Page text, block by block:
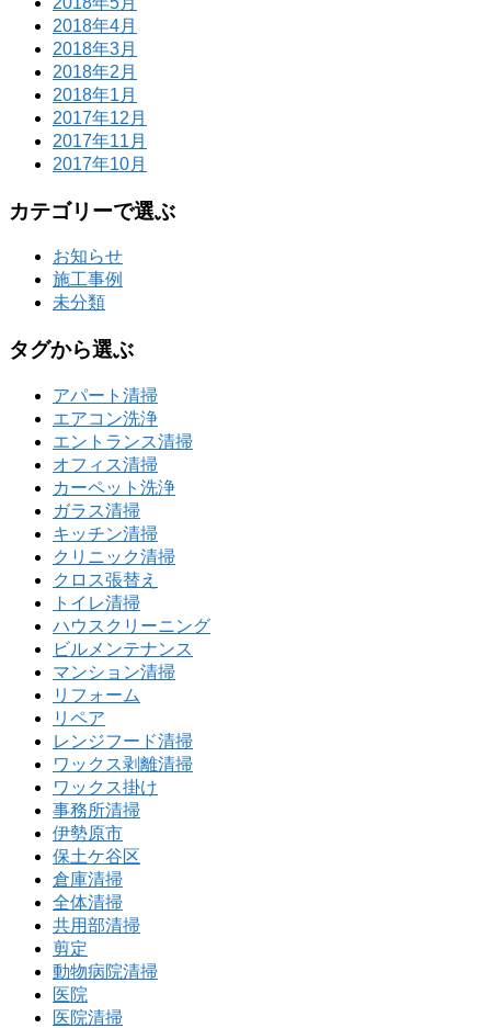
2018年4月
2018年3月
2018年2月
2018年1月
2017年12月
2017年11月
2017年10月
カテゴリーで選ぶ
お知らせ
施工事例
未分類
タグから選ぶ
アパート清掃
エアコン洗浄
エントランス清掃
オフィス清掃
カーペット洗浄
ガラス清掃
キッチン清掃
クリニック清掃
クロス張替え
トイレ清掃
ハウスクリーニング
ビルメンテナンス
マンション清掃
リフォーム
リペア
レンジフード清掃
ワックス剥離清掃
ワックス掛け
事務所清掃
伊勢原市
保土ケ谷区
倉庫清掃
全体清掃
共用部清掃
剪定
動物病院清掃
医院
医院清掃